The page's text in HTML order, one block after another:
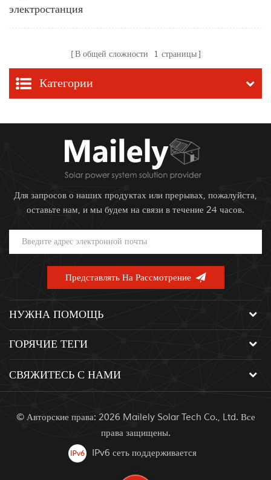
электростанция
мощностью 700 Вт с
динамиком Bluetooth
В общей сложности 1 страницы
Категории
Для запросов о наших продуктах или прерывах, пожалуйста,
оставьте нам, и мы будем на связи в течение 24 часов.
НУЖНА ПОМОЩЬ
ГОРЯЧИЕ ТЕГИ
СВЯЖИТЕСЬ С НАМИ
© Авторские права: 2026 Mailely Solar Tech Co., Ltd. Все
права защищены.
IPv6 сеть поддерживается